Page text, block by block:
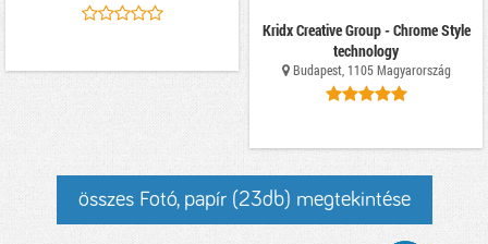
Kridx Creative Group - Chrome Style
technology
Budapest, 1105 Magyarország
összes Fotó, papír (23db) megtekintése